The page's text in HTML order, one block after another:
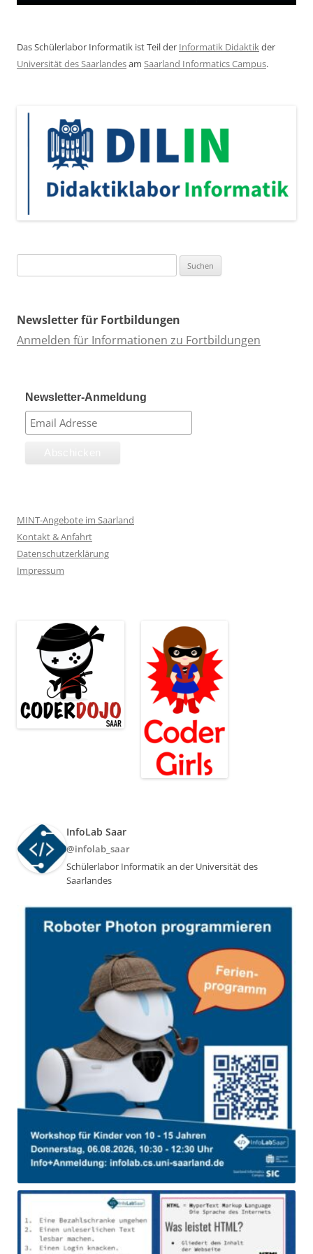
Das Schülerlabor Informatik ist Teil der Informatik Didaktikder
Universität des Saarlandesam Saarland Informatics Campus.
nach:
Newsletter für Fortbildungen
Anmelden für Informationen zu Fortbildungen
Newsletter-Anmeldung
MINT-Angebote im Saarland
Kontakt & Anfahrt
Datenschutzerklärung
Impressum
InfoLab Saar
@infolab_saar
Schülerlabor Informatik an der Universität des
Saarlandes